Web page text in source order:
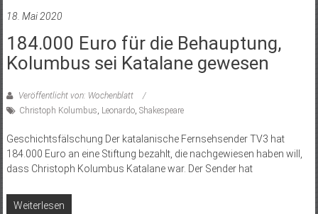
18. Mai 2020
184.000 Euro für die Behauptung,
Kolumbus sei Katalane gewesen
Veröffentlicht von: Wochenblatt
Christoph Kolumbus, Leonardo, Shakespeare
Geschichtsfälschung Der katalanische Fernsehsender TV3 hat
184.000 Euro an eine Stiftung bezahlt, die nachgewiesen haben will,
dass Christoph Kolumbus Katalane war. Der Sender hat
Weiterlesen